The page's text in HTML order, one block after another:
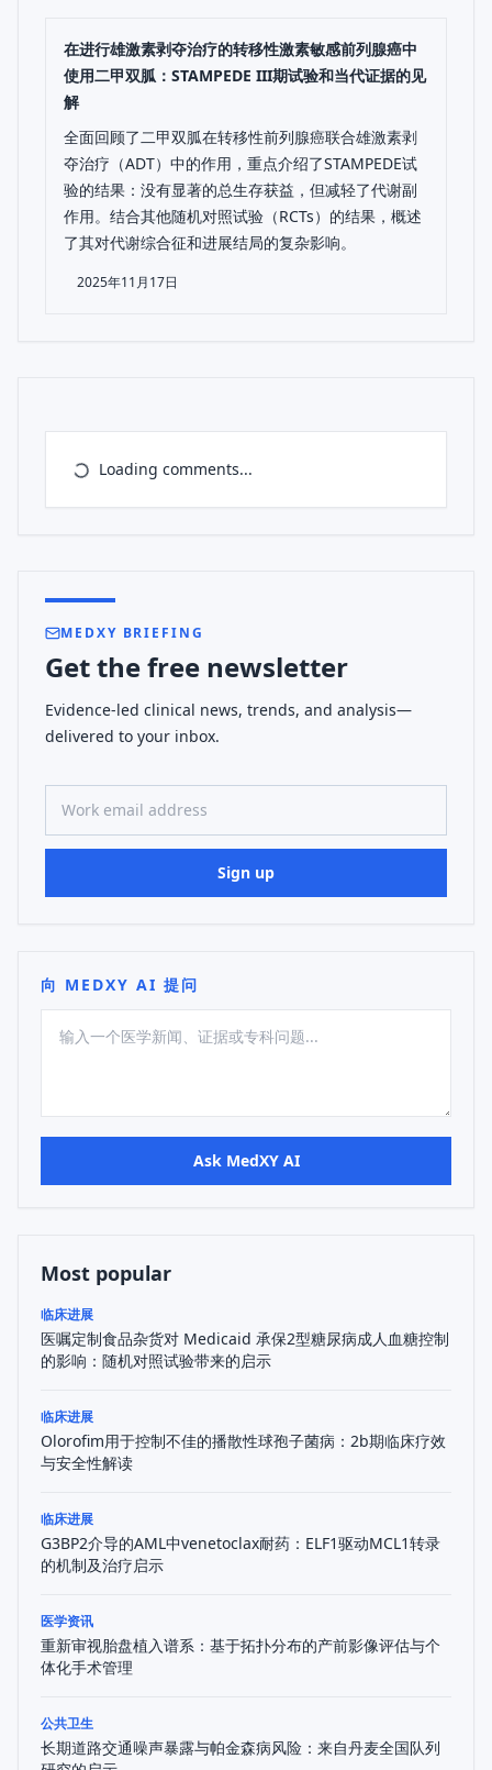
在进行雄激素剥夺治疗的转移性激素敏感前列腺癌中
使用二甲双胍：STAMPEDE III期试验和当代证据的见
解
全面回顾了二甲双胍在转移性前列腺癌联合雄激素剥
夺治疗（ADT）中的作用，重点介绍了STAMPEDE试
验的结果：没有显著的总生存获益，但减轻了代谢副
作用。结合其他随机对照试验（RCTs）的结果，概述
了其对代谢综合征和进展结局的复杂影响。
2025年11月17日
Loading comments...
MEDXY BRIEFING
Get the free newsletter
Evidence-led clinical news, trends, and analysis—
delivered to your inbox.
Work email address
Sign up
向 MEDXY AI 提问
Ask MedXY AI
Most popular
临床进展
医嘱定制食品杂货对 Medicaid 承保2型糖尿病成人血糖控制
的影响：随机对照试验带来的启示
临床进展
Olorofim用于控制不佳的播散性球孢子菌病：2b期临床疗效
与安全性解读
临床进展
G3BP2介导的AML中venetoclax耐药：ELF1驱动MCL1转录
的机制及治疗启示
医学资讯
重新审视胎盘植入谱系：基于拓扑分布的产前影像评估与个
体化手术管理
公共卫生
长期道路交通噪声暴露与帕金森病风险：来自丹麦全国队列